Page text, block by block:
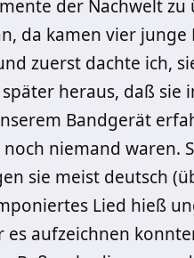
der Nachwelt
da kamen vier
zuerst dachte ich,
später heraus, daß
Bandgerät
niemand waren.
sie meist deutsch
Lied hieß
es aufzeichnen